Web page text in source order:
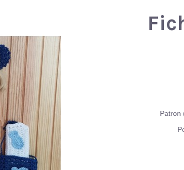
Patron